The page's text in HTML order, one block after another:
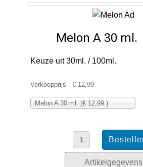
Melon A 30 ml.
Keuze uit 30ml. / 100ml.
Verkoopprijs € 12,99
Melon A 30 ml. (€ 12,99 )
Artikelgegevens